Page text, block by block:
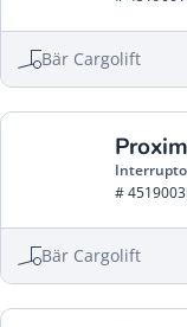
Bär Cargolift
#
Bär Cargolift